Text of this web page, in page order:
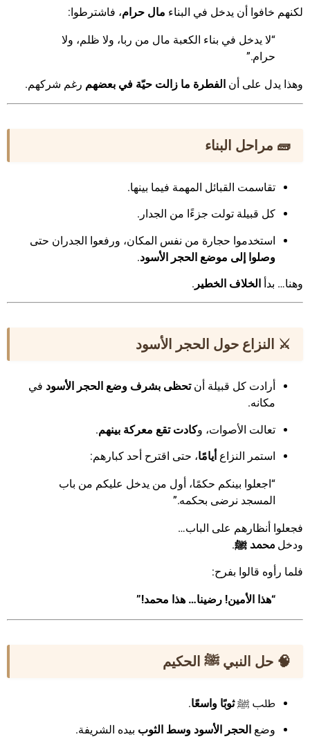
لكنهم خافوا أن يدخل في البناء مال حرام، فاشترطوا:
“لا يدخل في بناء الكعبة مال من ربا، ولا ظلم، ولا
حرام.”
وهذا يدل على أن الفطرة ما زالت حيّة في بعضهم رغم شركهم.
🧱 مراحل البناء
تقاسمت القبائل المهمة فيما بينها.
كل قبيلة تولت جزءًا من الجدار.
استخدموا حجارة من نفس المكان، ورفعوا الجدران حتى
وصلوا إلى موضع الحجر الأسود.
وهنا… بدأ الخلاف الخطير .
⚔️ النزاع حول الحجر الأسود
أرادت كل قبيلة أنتحظى بشرف وضع الحجر الأسود في
مكانه.
تعالت الأصوات، وكادت تقع معركة بينهم.
استمر النزاع أيامًا، حتى اقترح أحد كبارهم:
“اجعلوا بينكم حكمًا، أول من يدخل عليكم من باب
المسجد نرضى بحكمه.”
فجعلوا أنظارهم على الباب…
ودخل محمد ﷺ.
فلما رأوه قالوا بفرح:
“هذا الأمين! رضينا… هذا محمد!”
🧠 حل النبي ﷺ الحكيم
طلب ﷺثوبًا واسعًا.
وضع الحجر الأسود وسط الثوب بيده الشريفة.